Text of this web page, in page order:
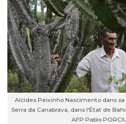
Alcides Peixinho Nascimento dans
Serra da Canabrava, dans l'État de
AFP Pablo